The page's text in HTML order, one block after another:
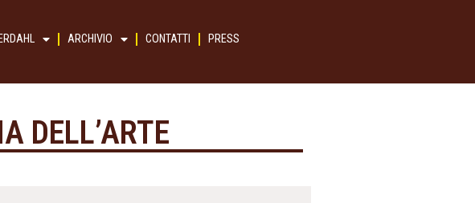
ARCHIVIO CONTATTI PRESS
DELL’ARTE